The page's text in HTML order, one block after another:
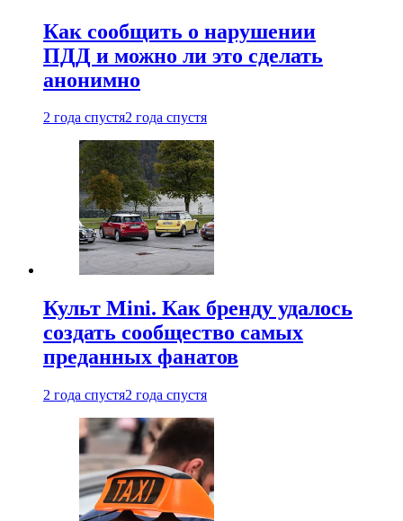
Как сообщить о нарушении
ПДД и можно ли это сделать
анонимно
2 года спустя2 года спустя
Культ Mini. Как бренду удалось
создать сообщество самых
преданных фанатов
2 года спустя2 года спустя